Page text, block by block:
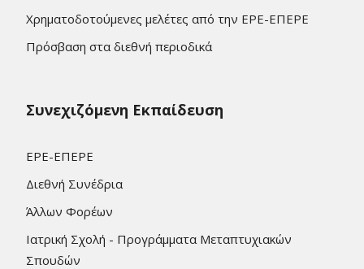
Χρηματοδοτούμενες μελέτες από την ΕΡΕ-ΕΠΕΡΕ
Πρόσβαση στα διεθνή περιοδικά
Συνεχιζόμενη Εκπαίδευση
ΕΡΕ-ΕΠΕΡΕ
Διεθνή Συνέδρια
Άλλων Φορέων
Ιατρική Σχολή - Προγράμματα Μεταπτυχιακών
Σπουδών